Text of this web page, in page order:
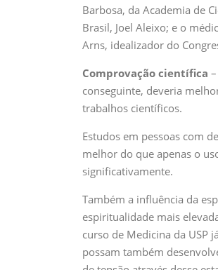
Barbosa, da Academia de
Brasil, Joel Aleixo; e o
Arns, idealizador do
Comprovação científica
conseguinte, deveria
trabalhos científicos.
Estudos em pessoas com
melhor do que apenas o
significativamente.
Também a influência da
espiritualidade mais
curso de Medicina da USP
possam também